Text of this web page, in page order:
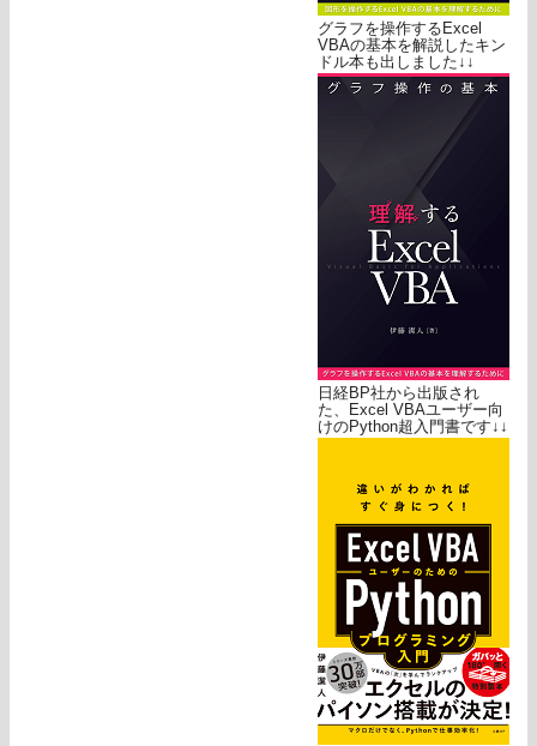
グラフを操作するExcel
VBAの基本を解説したキン
ドル本も出しました↓↓
日経BP社から出版され
た、Excel VBAユーザー向
けのPython超入門書です↓↓